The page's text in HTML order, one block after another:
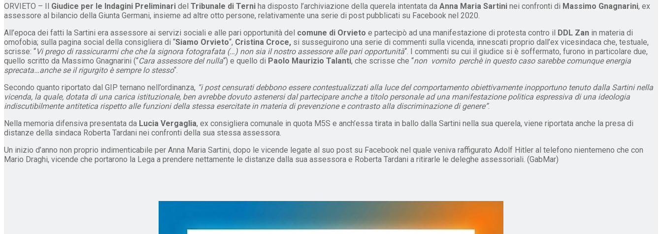
ORVIETO – Il Giudice per le Indagini Preliminari del Tribunale di Terni ha disposto l’archiviazione della querela intentata da Anna Maria Sartini nei confronti di Massimo Gnagnarini, ex
assessore al bilancio della Giunta Germani, insieme ad altre otto persone, relativamente una serie di post pubblicati su Facebook nel 2020.
All’epoca dei fatti la Sartini era assessore ai servizi sociali e alle pari opportunità del comune di Orvieto e partecipò ad una manifestazione di protesta contro il DDL Zan in materia di
omofobia; sulla pagina social della consigliera di “Siamo Orvieto“, Cristina Croce, si susseguirono una serie di commenti sulla vicenda, innescati proprio dall’ex vicesindaca che, testuale,
scrisse: “Vi prego di rassicurarmi che che la signora fotografata (…) non sia il nostro assessore alle pari opportunità“. I commenti su cui il giudice si è soffermato, furono in particolare due,
quello scritto da Massimo Gnagnarini (“Cara assessore del nulla“) e quello di Paolo Maurizio Talanti, che scrisse che “non vomito perchè in questo caso sarebbe comunque energia
sprecata…anche se il rigurgito è sempre lo stesso“.
Secondo quanto riportato dal GIP ternano nell’ordinanza, “i post censurati debbono essere contestualizzati alla luce del comportamento obiettivamente inopportuno tenuto dalla Sartini nella
vicenda, la quale, dotata di una carica istituzionale, ben avrebbe dovuto astenersi dal partecipare anche a titolo personale ad una manifestazione politica espressiva di una ideologia
indiscutibilmente antitetica rispetto alle funzioni della stessa esercitate in materia di prevenzione e contrasto alla discriminazione di genere”.
Nella memoria difensiva presentata da Lucia Vergaglia, ex consigliera comunale in quota M5S e anch’essa tirata in ballo dalla Sartini nella sua querela, viene riportata anche la presa di
distanze della sindaca Roberta Tardani nei confronti della sua stessa assessora.
Un inizio d’anno non proprio indimenticabile per Anna Maria Sartini, dopo le vicende legate al suo post su Facebook nel quale veniva raffigurato Adolf Hitler al telefono nientemeno che con
Mario Draghi, vicende che portarono la Lega a prendere nettamente le distanze dalla sua assessora e Roberta Tardani a ritirarle le deleghe assessoriali. (GabMar)